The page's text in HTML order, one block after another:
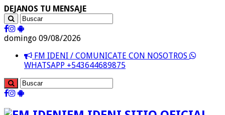
DEJANOS TU MENSAJE
domingo 09/08/2026
FM IDENI / COMUNICATE CON NOSOTROS
WHATSAPP +543644689875